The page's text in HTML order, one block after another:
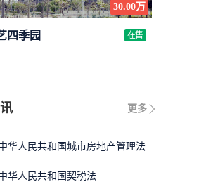
30.00万
四季园 在售
更多
中华人民共和国城市房地产管理法
中华人民共和国契税法